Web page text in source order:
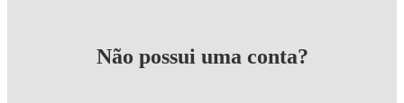
Não possui uma conta?